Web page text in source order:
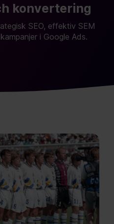
konvertering
SEO, effektiv SEM
i Google Ads.